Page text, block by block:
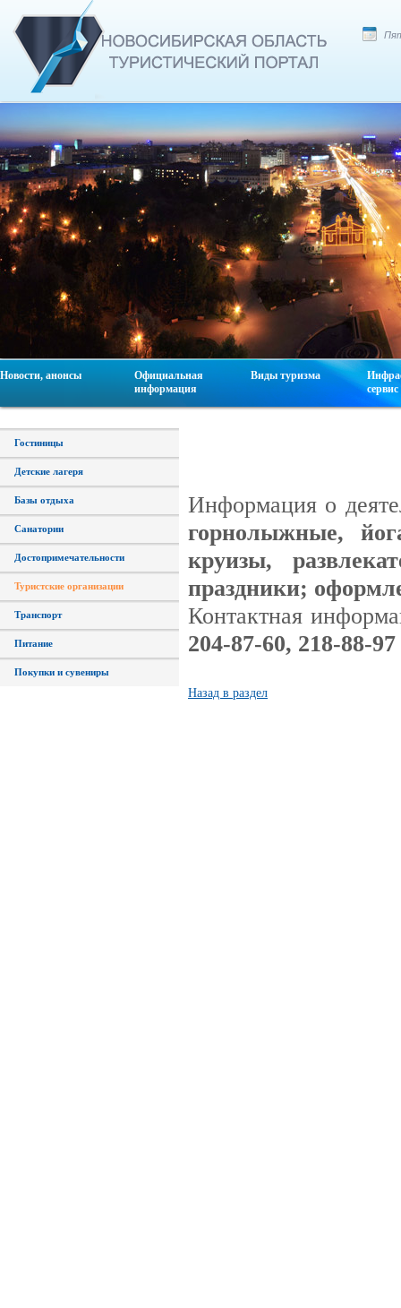
Новости, анонсы
Официальная
информация
Виды туризма
сервис
Гостиницы
Детские лагеря
Базы отдыха
Санатории
Достопримечательности
Туристские организации
Транспорт
Питание
Покупки и сувениры
Информация о
горнолыжные,
круизы,
праздники;
Контактная
204-87-60, 218-88-97
Назад в раздел